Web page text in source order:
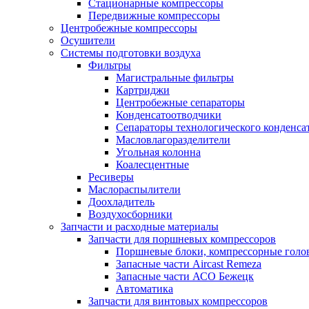
Стационарные компрессоры
Передвижные компрессоры
Центробежные компрессоры
Осушители
Системы подготовки воздуха
Фильтры
Магистральные фильтры
Картриджи
Центробежные сепараторы
Конденсатоотводчики
Сепараторы технологического
Масловлагоразделители
Угольная колонна
Коалесцентные
Ресиверы
Маслораспылители
Доохладитель
Воздухосборники
Запчасти и расходные материалы
Запчасти для поршневых компрессоров
Поршневые блоки, компрессорные
Запасные части Aircast Remeza
Запасные части АСО Бежецк
Автоматика
Запчасти для винтовых компрессоров